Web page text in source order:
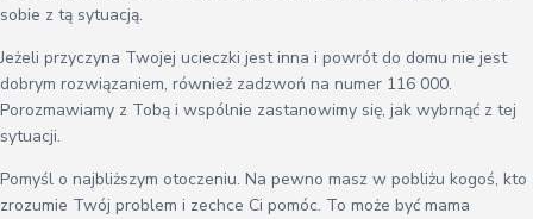
sobie z tą sytuacją.
Jeżeli przyczyna Twojej ucieczki jest inna i powrót do domu nie jest
dobrym rozwiązaniem, również zadzwoń na numer 116 000.
Porozmawiamy z Tobą i wspólnie zastanowimy się, jak wybrnąć z tej
sytuacji.
Pomyśl o najbliższym otoczeniu. Na pewno masz w pobliżu kogoś, kto
zrozumie Twój problem i zechce Ci pomóc. To może być mama